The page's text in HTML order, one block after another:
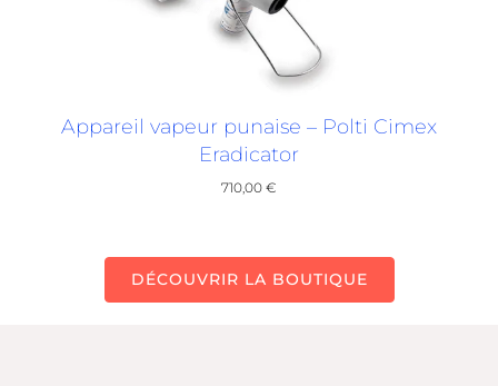
Appareil vapeur punaise – Polti Cimex
Eradicator
710,00€
DÉCOUVRIR LA BOUTIQUE